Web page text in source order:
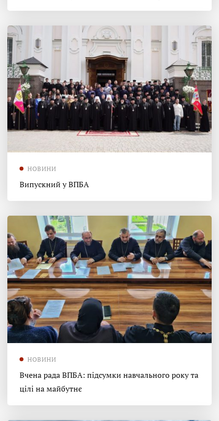
НОВИНИ
Випускний у ВПБА
НОВИНИ
Вчена рада ВПБА: підсумки навчального року та
цілі на майбутнє